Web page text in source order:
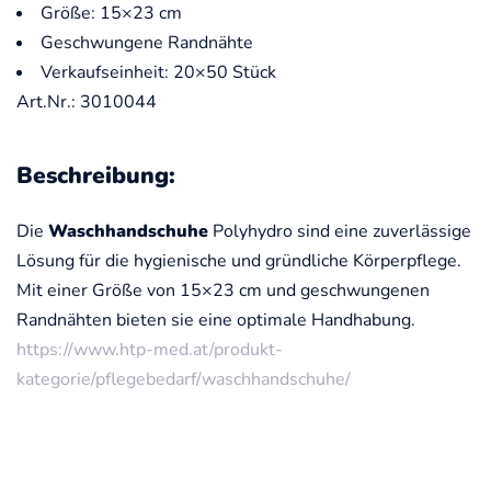
Größe: 15×23 cm
Geschwungene Randnähte
Verkaufseinheit: 20×50 Stück
Art.Nr.: 3010044
Beschreibung:
Die Waschhandschuhe Polyhydro sind eine zuverlässige
Lösung für die hygienische und gründliche Körperpflege.
Mit einer Größe von 15×23 cm und geschwungenen
Randnähten bieten sie eine optimale Handhabung.
https://www.htp-med.at/produkt-
kategorie/pflegebedarf/waschhandschuhe/